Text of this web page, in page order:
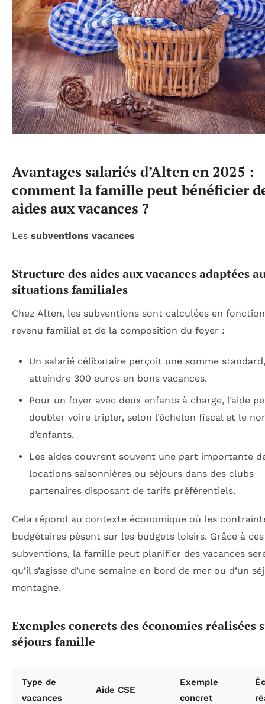
Avantages salariés d’Alten en 2025 :
comment la famille peut bénéficier
aides aux vacances ?
Les subventions vacances
Structure des aides aux vacances adaptées
situations familiales
Chez Alten, les subventions sont calculées en
revenu familial et de la composition du foyer :
Un salarié célibataire perçoit une somme
atteindre 300 euros en bons vacances.
Pour un foyer avec deux enfants à charge, l’aide
doubler voire tripler, selon l’échelon fiscal et le
d’enfants.
Les aides couvrent souvent une part importante
locations saisonnières ou séjours dans des clubs
partenaires disposant de tarifs préférentiels.
Cela répond au contexte économique où les
budgétaires pèsent sur les budgets loisirs. Grâce à ces
subventions, la famille peut planifier des vacances
qu’il s’agisse d’une semaine en bord de mer ou d’un
montagne.
Exemples concrets des économies réalisées
séjours famille
Type de
vacances
Aide CSE
Exemple
concret